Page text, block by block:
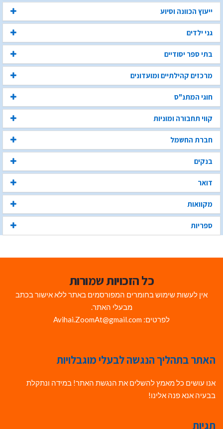
ייעוץ הכוונה וסיוע
גני ילדים
בתי ספר יסודיים
מרכזים קהילתיים ומועדונים
חוגי המתנ"ס
קווי תחבורה ומוניות
חברת החשמל
בנקים
דואר
מקוואות
ספריות
כל הזכויות שמורות
אין לעשות שימוש בחומרים המפורסמים באתר ללא אישור בכתב
מבעלי האתר.
לפרטים: Avihai.ZoomAt@gmail.com
האתר בתהליך הנגשה לבעלי מוגבלויות
אנו עושים כל מאמץ להשלים את הנגשת האתר! במידה ונתקלת
בבעיה אנא פנה אלינו!
תגיות